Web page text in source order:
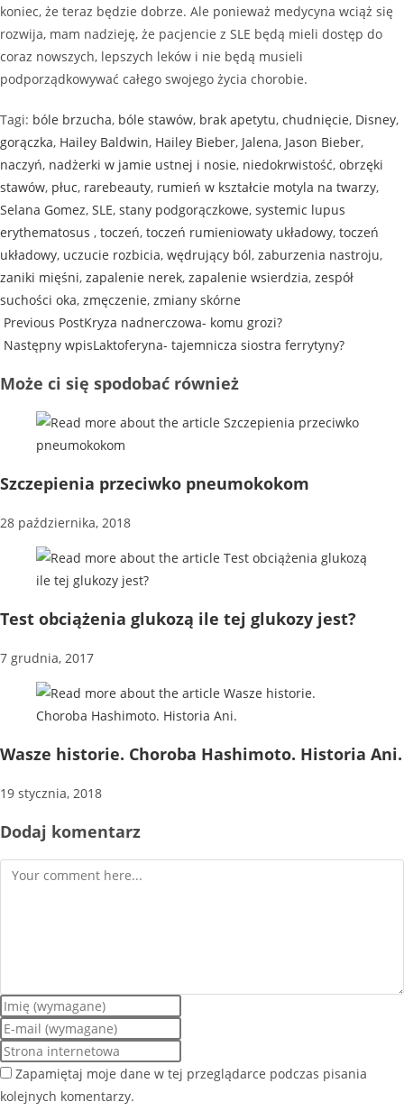
koniec, że teraz będzie dobrze. Ale ponieważ medycyna wciąż się
rozwija, mam nadzieję, że pacjencie z SLE będą mieli dostęp do
coraz nowszych, lepszych leków i nie będą musieli
podporządkowywać całego swojego życia chorobie.
Tagi: bóle brzucha, bóle stawów, brak apetytu, chudnięcie, Disney,
gorączka, Hailey Baldwin, Hailey Bieber, Jalena, Jason Bieber,
naczyń, nadżerki w jamie ustnej i nosie, niedokrwistość, obrzęki
stawów, płuc, rarebeauty, rumień w kształcie motyla na twarzy,
Selana Gomez, SLE, stany podgorączkowe, systemic lupus
erythematosus , toczeń, toczeń rumieniowaty układowy, toczeń
układowy, uczucie rozbicia, wędrujący ból, zaburzenia nastroju,
zaniki mięśni, zapalenie nerek, zapalenie wsierdzia, zespół
suchości oka, zmęczenie, zmiany skórne
Previous PostKryza nadnerczowa- komu grozi?
Następny wpisLaktoferyna- tajemnicza siostra ferrytyny?
Może ci się spodobać również
Szczepienia przeciwko pneumokokom
28 października, 2018
Test obciążenia glukozą ile tej glukozy jest?
7 grudnia, 2017
Wasze historie. Choroba Hashimoto. Historia Ani.
19 stycznia, 2018
Dodaj komentarz
Zapamiętaj moje dane w tej przeglądarce podczas pisania
kolejnych komentarzy.